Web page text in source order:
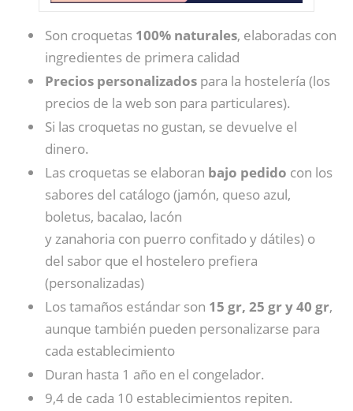
Son croquetas 100% naturales, elaboradas con
ingredientes de primera calidad
Precios personalizados para la hostelería (los
precios de la web son para particulares).
Si las croquetas no gustan, se devuelve el
dinero.
Las croquetas se elaboran bajo pedido con los
sabores del catálogo (jamón, queso azul,
boletus, bacalao, lacón
y zanahoria con puerro confitado y dátiles) o
del sabor que el hostelero prefiera
(personalizadas)
Los tamaños estándar son 15 gr, 25 gr y 40 gr,
aunque también pueden personalizarse para
cada establecimiento
Duran hasta 1 año en el congelador.
9,4 de cada 10 establecimientos repiten.